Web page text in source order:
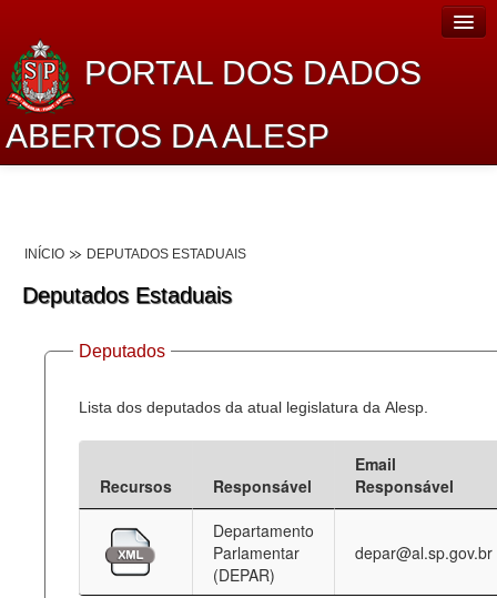
PORTAL DOS DADOS
ABERTOS DA ALESP
Lei de Acesso à Informação
Dados Governamentais Abertos
Planejamento
Catálogo de dados
Processo Legislativo
Deputados Estaduais
Administração
INÍCIO DEPUTADOS ESTADUAIS
Deputados Estaduais
Deputados
Lista dos deputados da atual legislatura da Alesp.
Recursos Responsável
Email
Responsável
Departamento
Parlamentar
(DEPAR)
depar@al.sp.gov.br